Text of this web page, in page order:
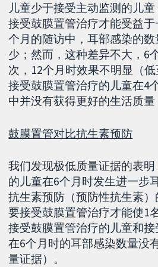
儿童少于接受主动监测的儿
接受鼓膜置管治疗才能受益
个月的随访中，耳部感染的
少；然而，这种差异不大，6
次，12个月时效果不明显（低
接受鼓膜置管治疗的儿童在4
中并没有获得更好的生活质量
鼓膜置管对比抗生素预防
我们发现极低质量证据的表
的儿童在6个月时发生进一步
抗生素预防（预防性抗生素
要接受鼓膜置管治疗才能使1
接受鼓膜置管治疗的儿童和
在6个月时的耳部感染数量没
量证据）。